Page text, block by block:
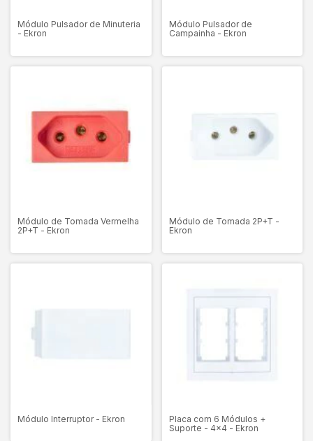
Módulo Pulsador de Minuteria
- Ekron
Módulo Pulsador de
Campainha - Ekron
Módulo de Tomada Vermelha
2P+T - Ekron
Módulo de Tomada 2P+T -
Ekron
Módulo Interruptor - Ekron
Placa com 6 Módulos +
Suporte - 4x4 - Ekron